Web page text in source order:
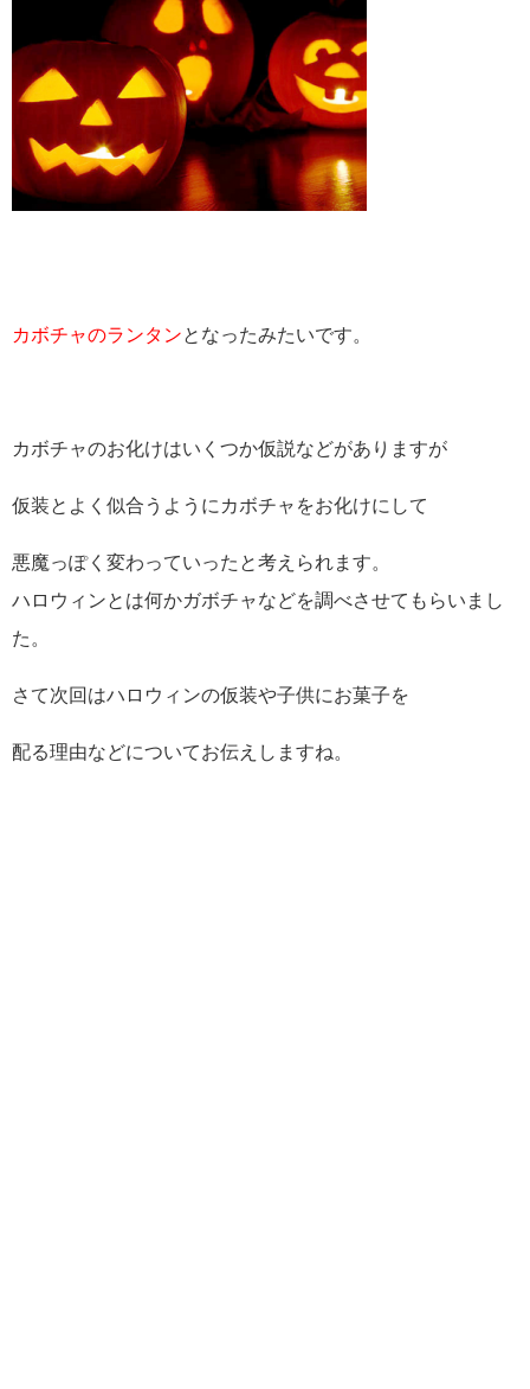
カボチャのランタン となったみたいです。
カボチャのお化けはいくつか仮説などがありますが
仮装とよく似合うようにカボチャをお化けにして
悪魔っぽく変わっていったと考えられます。
ハロウィンとは何かガボチャなどを調べさせてもらいまし
た。
さて次回はハロウィンの仮装や子供にお菓子を
配る理由などについてお伝えしますね。